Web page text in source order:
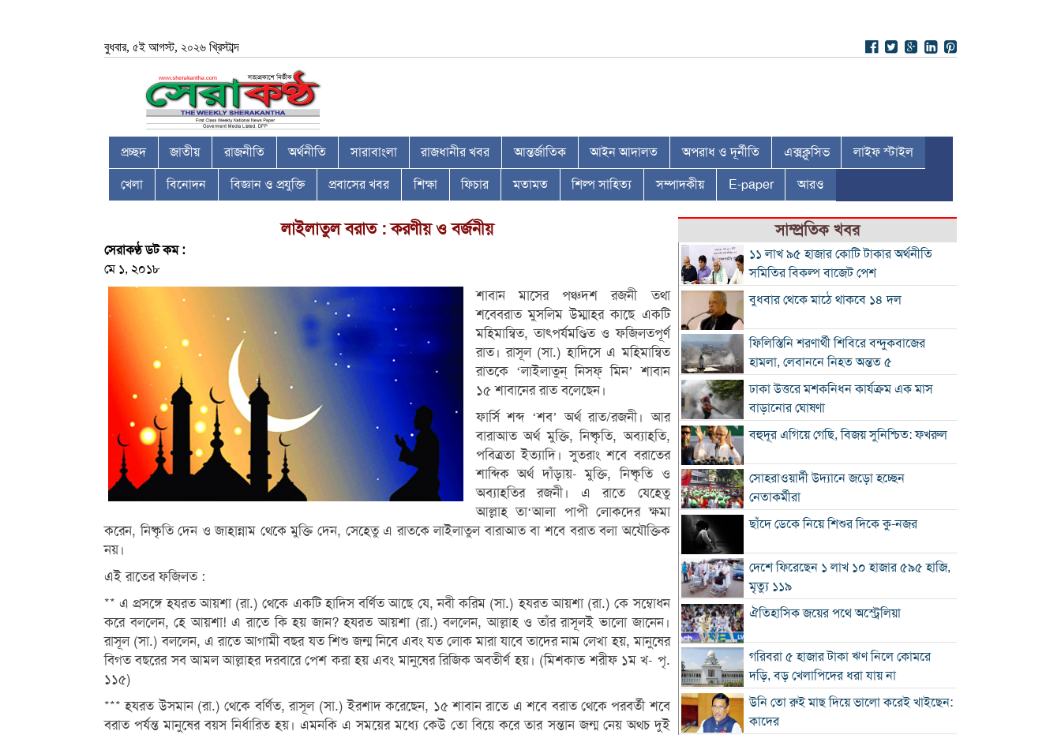
বুধবার, ৫ই আগস্ট, ২০২৬ খ্রিস্টাব্দ
প্রচ্ছদ জাতীয় রাজনীতি অর্থনীতি সারাবাংলা রাজধানীর খবর আন্তর্জাতিক আইন আদালত অপরাধ ও দূর্নীতি এক্সক্লুসিভ লাইফ স্টাইল
খেলা বিনোদন বিজ্ঞান ও প্রযুক্তি প্রবাসের খবর শিক্ষা ফিচার মতামত শিল্প সাহিত্য সম্পাদকীয় E-paper আরও
লাইলাতুল বরাত : করণীয় ও বর্জনীয়
সেরাকণ্ঠ ডট কম :
মে ১, ২০১৮
শাবান মাসের পঞ্চদশ রজনী তথা
শবেবরাত মুসলিম উম্মাহর কাছে একটি
মহিমান্বিত, তাৎপর্যমণ্ডিত ও ফজিলতপূর্ণ
রাত। রাসূল (সা.) হাদিসে এ মহিমান্বিত
রাতকে ‘লাইলাতুন্ নিসফ্ মিন’ শাবান
১৫ শাবানের রাত বলেছেন।
ফার্সি শব্দ ‘শব’ অর্থ রাত/রজনী। আর
বারাআত অর্থ মুক্তি, নিষ্কৃতি, অব্যাহতি,
পবিত্রতা ইত্যাদি। সুতরাং শবে বরাতের
শাব্দিক অর্থ দাঁড়ায়- মুক্তি, নিষ্কৃতি ও
অব্যাহতির রজনী। এ রাতে যেহেতু
আল্লাহ তা‘আলা পাপী লোকদের ক্ষমা
করেন, নিষ্কৃতি দেন ও জাহান্নাম থেকে মুক্তি দেন, সেহেতু এ রাতকে লাইলাতুল বারাআত বা শবে বরাত বলা অযৌক্তিক
নয়।
এই রাতের ফজিলত :
** এ প্রসঙ্গে হযরত আয়শা (রা.) থেকে একটি হাদিস বর্ণিত আছে যে, নবী করিম (সা.) হযরত আয়শা (রা.) কে সম্বোধন
করে বললেন, হে আয়শা! এ রাতে কি হয় জান? হযরত আয়শা (রা.) বললেন, আল্লাহ ও তাঁর রাসূলই ভালো জানেন।
রাসূল (সা.) বললেন, এ রাতে আগামী বছর যত শিশু জন্ম নিবে এবং যত লোক মারা যাবে তাদের নাম লেখা হয়, মানুষের
বিগত বছরের সব আমল আল্লাহর দরবারে পেশ করা হয় এবং মানুষের রিজিক অবতীর্ণ হয়। (মিশকাত শরীফ ১ম খ- পৃ.
১১৫)
*** হযরত উসমান (রা.) থেকে বর্ণিত, রাসূল (সা.) ইরশাদ করেছেন, ১৫ শাবান রাতে এ শবে বরাত থেকে পরবর্তী শবে
বরাত পর্যন্ত মানুষের বয়স নির্ধারিত হয়। এমনকি এ সময়ের মধ্যে কেউ তো বিয়ে করে তার সন্তান জন্ম নেয় অথচ দুই
সাম্প্রতিক খবর
১১ লাখ ৯৫ হাজার কোটি টাকার অর্থনীতি
সমিতির বিকল্প বাজেট পেশ
বুধবার থেকে মাঠে থাকবে ১৪ দল
ফিলিস্তিনি শরণার্থী শিবিরে বন্দুকবাজের
হামলা, লেবাননে নিহত অন্তত ৫
ঢাকা উত্তরে মশকনিধন কার্যক্রম এক মাস
বাড়ানোর ঘোষণা
বহুদূর এগিয়ে গেছি, বিজয় সুনিশ্চিত: ফখরুল
সোহরাওয়ার্দী উদ্যানে জড়ো হচ্ছেন
নেতাকর্মীরা
ছাঁদে ডেকে নিয়ে শিশুর দিকে কু-নজর
দেশে ফিরেছেন ১ লাখ ১০ হাজার ৫৯৫ হাজি,
মৃত্যু ১১৯
ঐতিহাসিক জয়ের পথে অস্ট্রেলিয়া
গরিবরা ৫ হাজার টাকা ঋণ নিলে কোমরে
দড়ি, বড় খেলাপিদের ধরা যায় না
উনি তো রুই মাছ দিয়ে ভালো করেই খাইছেন:
কাদের